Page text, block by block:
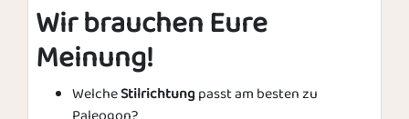
Wir brauchen Eure
Meinung!
WelcheStilrichtungpasst am besten zu